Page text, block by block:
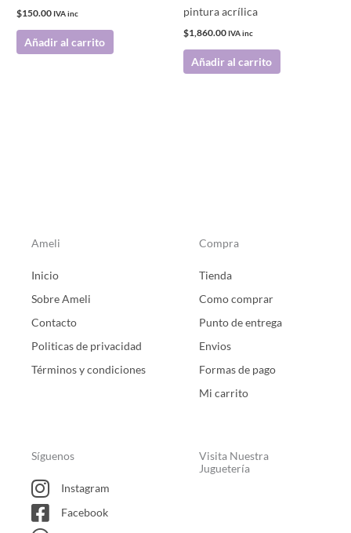
$150.00 IVA inc
Añadir al carrito
pintura acrílica
$1,860.00 IVA inc
Añadir al carrito
Ameli
Inicio
Sobre Ameli
Contacto
Politicas de privacidad
Términos y condiciones
Compra
Tienda
Como comprar
Punto de entrega
Envios
Formas de pago
Mi carrito
Síguenos
Instagram
Facebook
Visita Nuestra
Juguetería